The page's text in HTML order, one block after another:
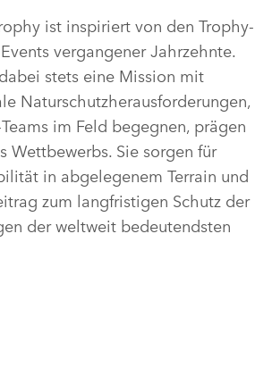
ist inspiriert von den Trophy‑
vergangener Jahrzehnte.
stets eine Mission mit
Naturschutzherausforderungen,
im Feld begegnen, prägen
Wettbewerbs. Sie sorgen für
in abgelegenem Terrain und
zum langfristigen Schutz der
der weltweit bedeutendsten